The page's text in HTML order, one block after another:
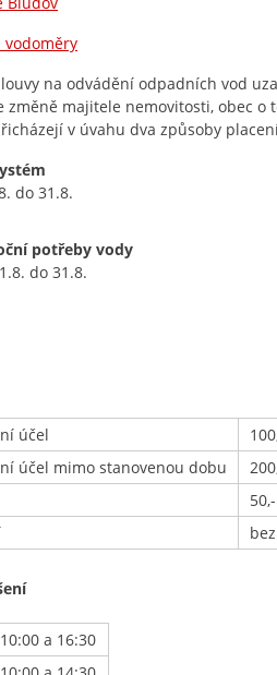
vodoměry
na odvádění odpadních vod
změně majitele nemovitosti, obec
v úvahu dva způsoby
do 31.8.
potřeby vody
do 31.8.
účel
účel mimo stanovenou dobu
10:00 a 16:30